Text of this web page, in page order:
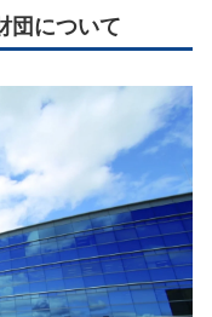
団について